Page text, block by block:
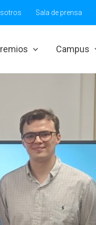
Sala de prensa
Campus